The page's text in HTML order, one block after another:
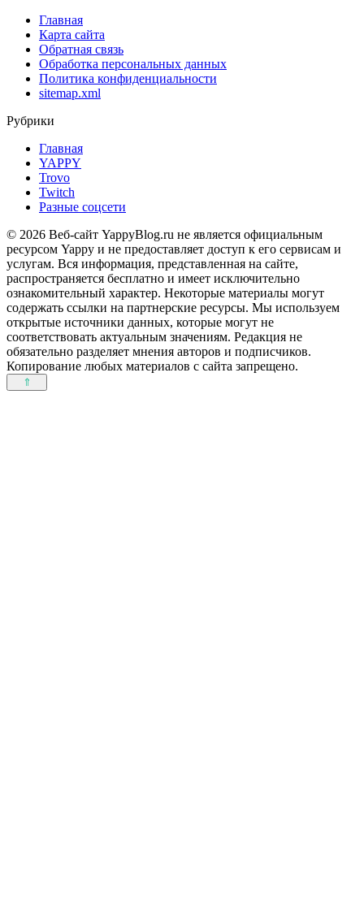
Главная
Карта сайта
Обратная связь
Обработка персональных данных
Политика конфиденциальности
sitemap.xml
Рубрики
Главная
YAPPY
Trovo
Twitch
Разные соцсети
© 2026 Веб-сайт YappyBlog.ru не является официальным
ресурсом Yappy и не предоставляет доступ к его сервисам и
услугам. Вся информация, представленная на сайте,
распространяется бесплатно и имеет исключительно
ознакомительный характер. Некоторые материалы могут
содержать ссылки на партнерские ресурсы. Мы используем
открытые источники данных, которые могут не
соответствовать актуальным значениям. Редакция не
обязательно разделяет мнения авторов и подписчиков.
Копирование любых материалов с сайта запрещено.